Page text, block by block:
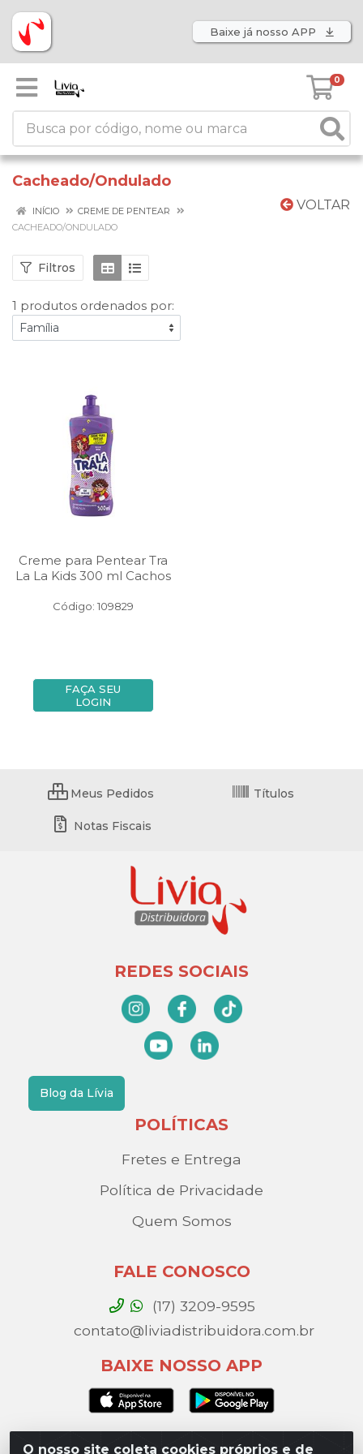
Baixe já nosso APP
0
Cacheado/Ondulado
VOLTAR
INÍCIO
CREME DE PENTEAR
CACHEADO/ONDULADO
Filtros
1 produtos ordenados por:
Creme para Pentear Tra
La La Kids 300 ml Cachos
Código: 109829
FAÇA SEU
LOGIN
O nosso site coleta cookies próprios e de
Meus Pedidos Títulos
Notas Fiscais
REDES SOCIAIS
Blog da Lívia
POLÍTICAS
Fretes e Entrega
Política de Privacidade
Quem Somos
FALE CONOSCO
(17) 3209-9595
contato@liviadistribuidora.com.br
BAIXE NOSSO APP